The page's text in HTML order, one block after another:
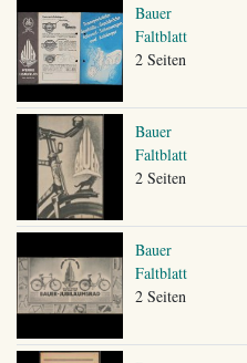
Bauer
Faltblatt
2 Seiten
Bauer
Faltblatt
2 Seiten
Bauer
Faltblatt
2 Seiten